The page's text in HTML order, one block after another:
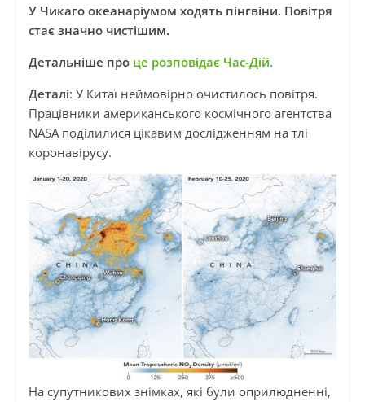
У Чикаго океанаріумом ходять пінгвіни. Повітря
стає значно чистішим.
Детальніше проце розповідає Час-Дій.
Деталі: У Китаї неймовірно очистилось повітря.
Працівники американського космічного агентства
NASA поділилися цікавим дослідженням на тлі
коронавірусу.
На супутникових знімках, які були оприлюдненні,